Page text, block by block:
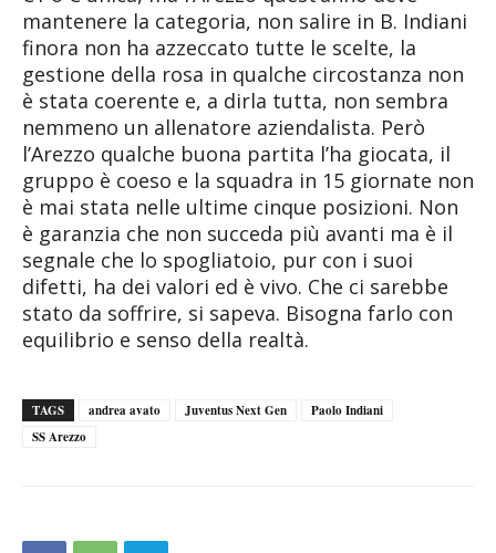
mantenere la categoria, non salire in B. Indiani
finora non ha azzeccato tutte le scelte, la
gestione della rosa in qualche circostanza non
è stata coerente e, a dirla tutta, non sembra
nemmeno un allenatore aziendalista. Però
l’Arezzo qualche buona partita l’ha giocata, il
gruppo è coeso e la squadra in 15 giornate non
è mai stata nelle ultime cinque posizioni. Non
è garanzia che non succeda più avanti ma è il
segnale che lo spogliatoio, pur con i suoi
difetti, ha dei valori ed è vivo. Che ci sarebbe
stato da soffrire, si sapeva. Bisogna farlo con
equilibrio e senso della realtà.
TAGS andrea avato Juventus Next Gen
Paolo Indiani
SS Arezzo